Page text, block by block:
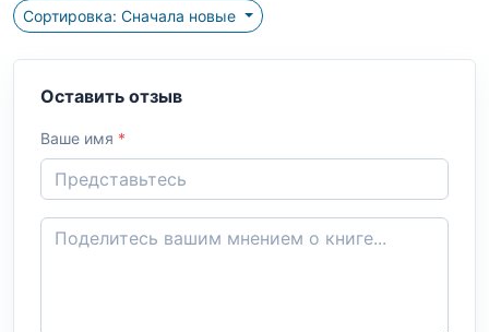
Сортировка: Сначала новые
Оставить отзыв
Ваше имя *